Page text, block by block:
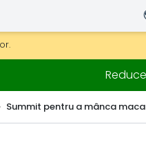
Summit pentru a mânca